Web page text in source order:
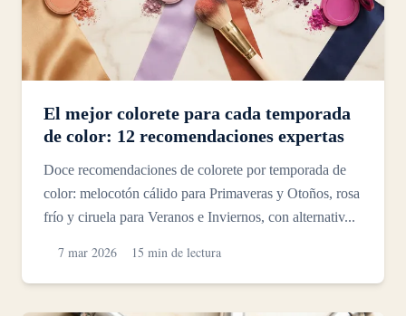
El mejor colorete para cada temporada
de color: 12 recomendaciones expertas
Doce recomendaciones de colorete por temporada de
color: melocotón cálido para Primaveras y Otoños, rosa
frío y ciruela para Veranos e Inviernos, con alternativ...
7 mar 2026 15 min de lectura